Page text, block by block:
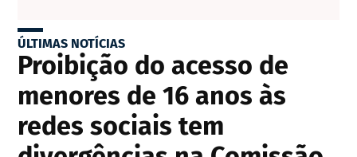
ÚLTIMAS NOTÍCIAS
Proibição do acesso de
menores de 16 anos às
redes sociais tem